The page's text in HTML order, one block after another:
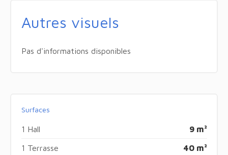
Autres visuels
Pas d'informations disponibles
Surfaces
1 Hall 9 m²
1 Terrasse 40 m²